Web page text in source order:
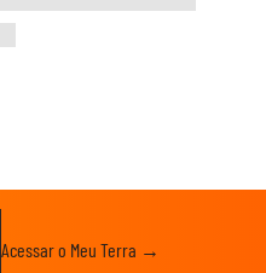
Acessar o Meu Terra →